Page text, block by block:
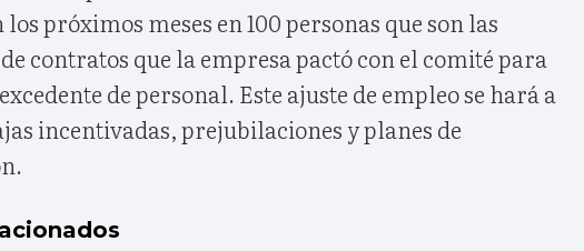
próximos meses en 100 personas que son las
contratos que la empresa pactó con el comité para
de personal. Este ajuste de empleo se hará a
incentivadas, prejubilaciones y planes de